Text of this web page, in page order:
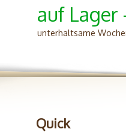
auf Lager
unterhaltsame
Quick